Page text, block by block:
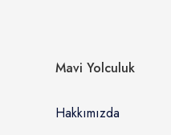
Mavi Yolculuk
Hakkımızda